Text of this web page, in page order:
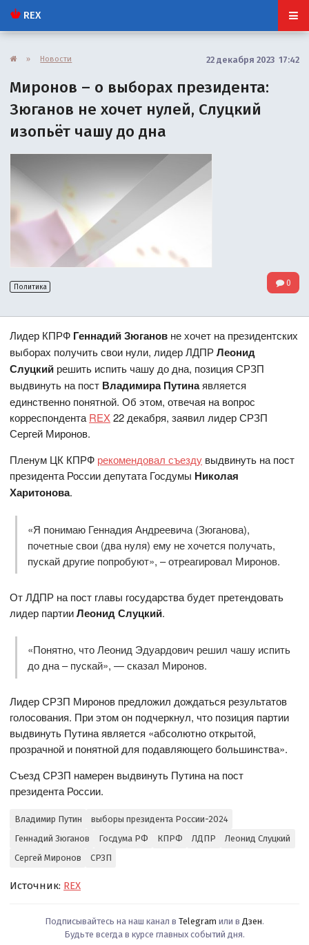
REX
» Новости 22 декабря 2023 17:42
Миронов – о выборах президента:
Зюганов не хочет нулей, Слуцкий
изопьёт чашу до дна
Политика 0
Лидер КПРФ Геннадий Зюганов не хочет на президентских
выборах получить свои нули, лидер ЛДПРЛеонид
Слуцкий решить испить чашу до дна, позиция СРЗП
выдвинуть на пост Владимира Путинаявляется
единственно понятной. Об этом, отвечая на вопрос
корреспондентаREX22 декабря, заявил лидер СРЗП
Сергей Миронов.
Пленум ЦК КПРФ рекомендовал съезду выдвинуть на пост
президента России депутата Госдумы Николая
Харитонова.
«Я понимаю Геннадия Андреевича (Зюганова),
почетные свои (два нуля) ему не хочется получать,
пускай другие попробуют», – отреагировал Миронов.
От ЛДПР на пост главы государства будет претендовать
лидер партииЛеонид Слуцкий.
«Понятно, что Леонид Эдуардович решил чашу испить
до дна – пускай», — сказал Миронов.
Лидер СРЗП Миронов предложил дождаться результатов
голосования. При этом он подчеркнул, что позиция партии
выдвинуть Путина является «абсолютно открытой,
прозрачной и понятной для подавляющего большинства».
Съезд СРЗП намерен выдвинуть Путина на пост
президента России.
Владимир Путин
выборы президента России-2024
Геннадий Зюганов
Госдума РФ КПРФ ЛДПР
Леонид Слуцкий
Сергей Миронов
СРЗП
Источник: REX
Подписывайтесь на наш канал в Telegram или в Дзен.
Будьте всегда в курсе главных событий дня.